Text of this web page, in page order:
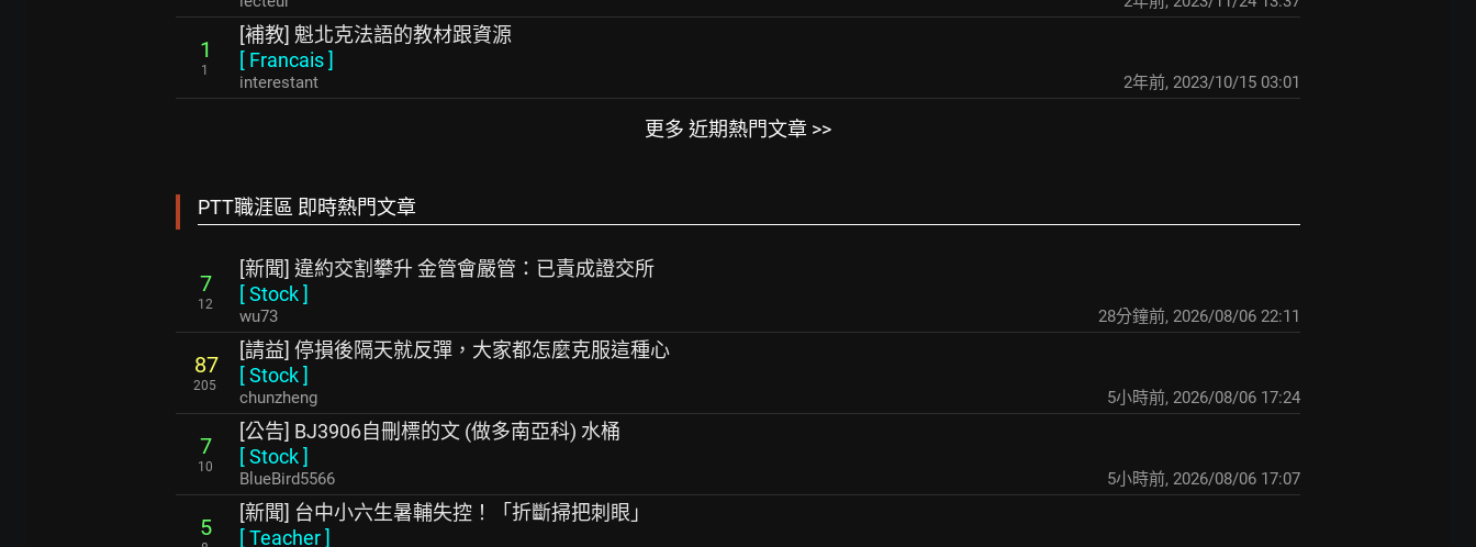
1
1
[補教] 魁北克法語的教材跟資源
[ Francais]
interestant 2年前, 2023/10/15 03:01
更多 近期熱門文章 >>
PTT職涯區 即時熱門文章
7
12
[新聞] 違約交割攀升 金管會嚴管：已責成證交所
[Stock]
wu73 28分鐘前, 2026/08/06 22:11
87
205
[請益] 停損後隔天就反彈，大家都怎麼克服這種心
[Stock]
chunzheng 5小時前, 2026/08/06 17:24
7
10
[公告] BJ3906自刪標的文 (做多南亞科) 水桶
[Stock]
BlueBird5566 5小時前, 2026/08/06 17:07
5
[新聞] 台中小六生暑輔失控！「折斷掃把刺眼」
[Teacher]